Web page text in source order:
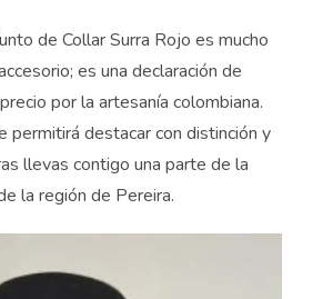
de Collar Surra Rojo es mucho
es una declaración de
por la artesanía colombiana.
permitirá destacar con distinción y
llevas contigo una parte de la
la región de Pereira.